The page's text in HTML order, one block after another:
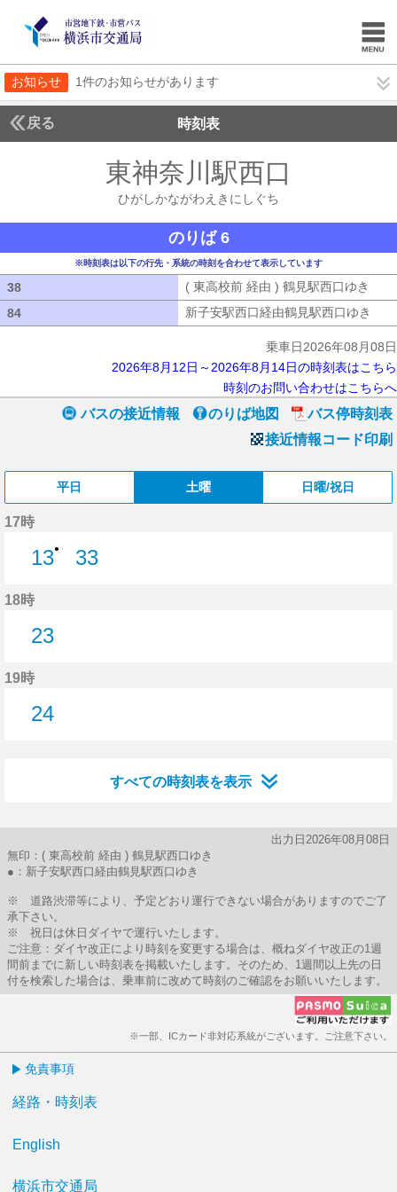
お知らせ 1件のお知らせがあります
戻る 時刻表
東神奈川駅西口
ひがしかながわえきにしぐち
のりば 6
※時刻表は以下の行先・系統の時刻を合わせて表示しています
38 ( 東高校前 経由 ) 鶴見駅西口ゆき
84
新子安駅西口経由鶴見駅西口ゆき
乗車日2026年08月08日
2026年8月12日～2026年8月14日の時刻表はこちら
時刻のお問い合わせはこちらへ
バスの接近情報 のりば地図
バス停時刻表
接近情報コード印刷
平日 土曜 日曜/祝日
17時
13●
33
18時
23
19時
24
すべての時刻表を表示
出力日2026年08月08日
無印：( 東高校前 経由 ) 鶴見駅西口ゆき
●：新子安駅西口経由鶴見駅西口ゆき
※ 道路渋滞等により、予定どおり運行できない場合がありますのでご了
承下さい。
※ 祝日は休日ダイヤで運行いたします。
ご注意：ダイヤ改正により時刻を変更する場合は、概ねダイヤ改正の1週
間前までに新しい時刻表を掲載いたします。そのため、1週間以上先の日
付を検索した場合は、乗車前に改めて時刻のご確認をお願いいたします。
※一部、ICカード非対応系統がございます。ご注意下さい。
免責事項
経路・時刻表
English
横浜市交通局